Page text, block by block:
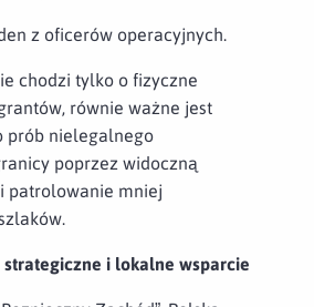
z oficerów operacyjnych.
chodzi tylko o fizyczne
równie ważne jest
prób nielegalnego
poprzez widoczną
i patrolowanie mniej
i lokalne wsparcie